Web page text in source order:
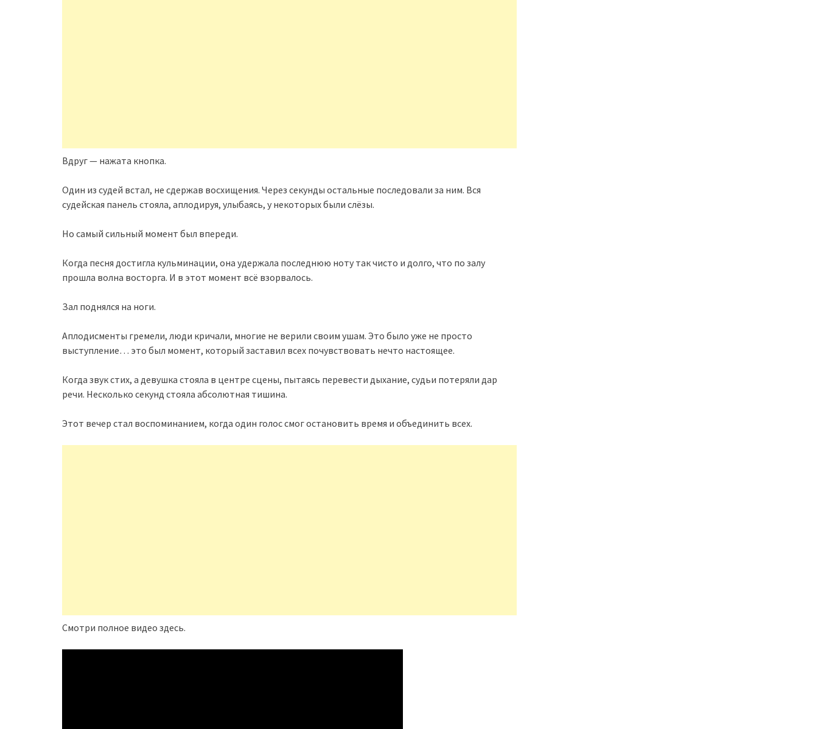
Вдруг — нажата кнопка.
Один из судей встал, не сдержав восхищения. Через секунды остальные последовали за ним. Вся
судейская панель стояла, аплодируя, улыбаясь, у некоторых были слёзы.
Но самый сильный момент был впереди.
Когда песня достигла кульминации, она удержала последнюю ноту так чисто и долго, что по залу
прошла волна восторга. И в этот момент всё взорвалось.
Зал поднялся на ноги.
Аплодисменты гремели, люди кричали, многие не верили своим ушам. Это было уже не просто
выступление… это был момент, который заставил всех почувствовать нечто настоящее.
Когда звук стих, а девушка стояла в центре сцены, пытаясь перевести дыхание, судьи потеряли дар
речи. Несколько секунд стояла абсолютная тишина.
Этот вечер стал воспоминанием, когда один голос смог остановить время и объединить всех.
Смотри полное видео здесь.